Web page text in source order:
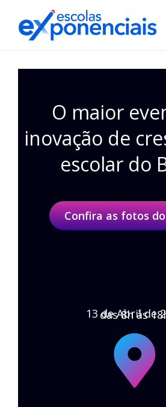
O maior
inovação de
escolar do
Confira as fotos
13 de Abril de
das 8h às